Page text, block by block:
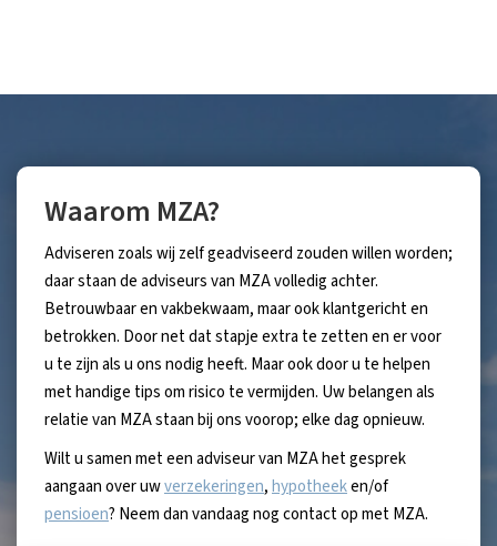
Waarom MZA?
Adviseren zoals wij zelf geadviseerd zouden willen worden;
daar staan de adviseurs van MZA volledig achter.
Betrouwbaar en vakbekwaam, maar ook klantgericht en
betrokken. Door net dat stapje extra te zetten en er voor
u te zijn als u ons nodig heeft. Maar ook door u te helpen
met handige tips om risico te vermijden. Uw belangen als
relatie van MZA staan bij ons voorop; elke dag opnieuw.
Wilt u samen met een adviseur van MZA het gesprek
aangaan over uwverzekeringen,hypotheeken/of
pensioen? Neem dan vandaag nog contact op met MZA.